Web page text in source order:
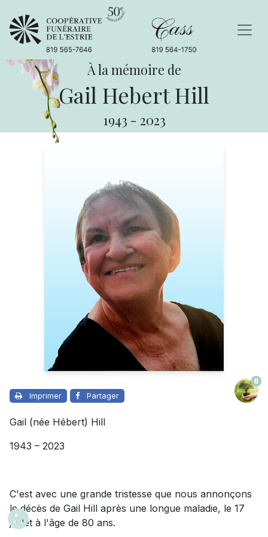
À la mémoire de
Gail Hebert Hill
1943 - 2023
Imprimer Partager
8
Gail (née Hébert) Hill
1943 – 2023
C'est avec une grande tristesse que nous annonçons
le décès de Gail Hill après une longue maladie, le 17
juillet à l'âge de 80 ans.